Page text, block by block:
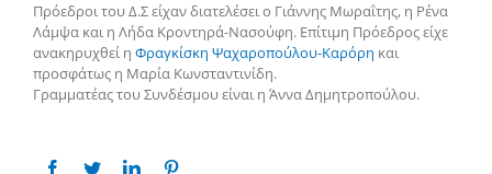
Πρόεδροι του Δ.Σ είχαν διατελέσει ο Γιάννης Μωραΐτης, η Ρένα
Λάμψα και η Λήδα Κροντηρά-Νασούφη. Επίτιμη Πρόεδρος είχε
ανακηρυχθεί η Φραγκίσκη Ψαχαροπούλου-Καρόρη και
προσφάτως η Μαρία Κωνσταντινίδη.
Γραμματέας του Συνδέσμου είναι η Άννα Δημητροπούλου.